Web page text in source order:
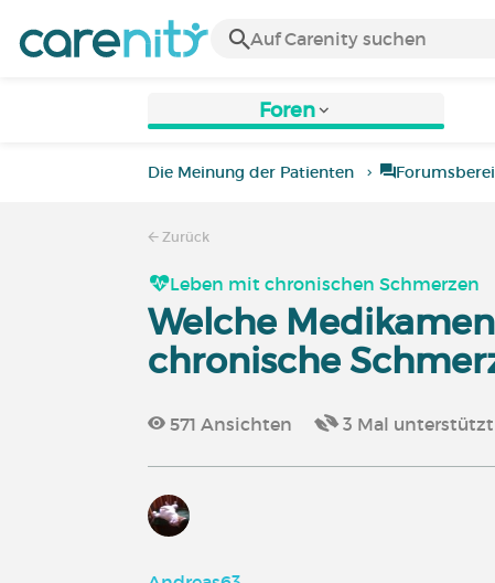
Foren
Die Meinung der Patienten
Zurück
Leben mit chronischen Schmerzen
Welche
chronische
571 Ansichten 3 Mal unterstützt